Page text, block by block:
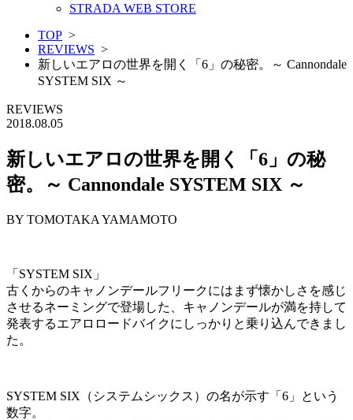
STRADA WEB STORE
TOP >
REVIEWS >
新しいエアロの世界を開く「6」の秘密。～ Cannondale
SYSTEM SIX ～
REVIEWS
2018.08.05
新しいエアロの世界を開く「6」の秘
密。～ Cannondale SYSTEM SIX ～
BY TOMOTAKA YAMAMOTO
「SYSTEM SIX」
古くからのキャノンデールフリークにはまず懐かしさを感じ
させるネーミングで登場した、キャノンデールが満を持して
発表するエアロロードバイクにしっかりと乗り込んできまし
た。
SYSTEM SIX（システムシックス）の名が示す「6」という
数字。